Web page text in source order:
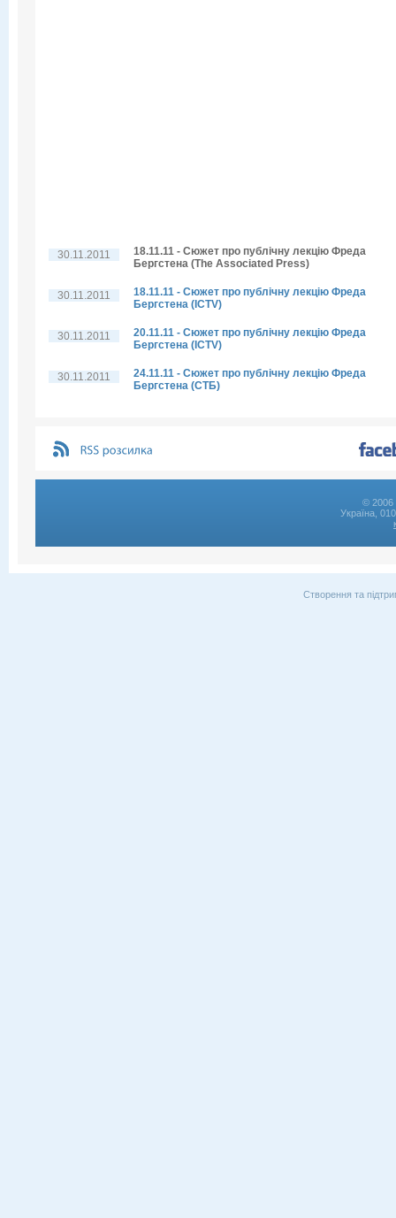
30.11.2011
18.11.11 - Сюжет про публічну лекцію Фреда
Бергстена (The Associated Press)
30.11.2011
18.11.11 - Сюжет про публічну лекцію Фреда
Бергстена (ICTV)
30.11.2011
20.11.11 - Сюжет про публічну лекцію Фреда
Бергстена (ICTV)
30.11.2011
24.11.11 - Сюжет про публічну лекцію Фреда
Бергстена (СТБ)
© 2006
Україна,
Створення та